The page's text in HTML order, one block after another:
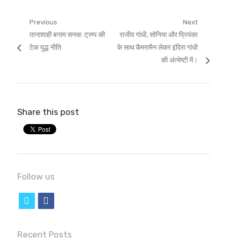
Post
navigation
Previous
Previous
post:
तानाशाही बनाम सनक: ट्रम्प की
टेक युद्ध नीति
Next
Next
post:
राजीव गांधी, सोनिया और प्रियंका
के साथ कैमरामैन लेकर इंदिरा गांधी
की अंत्येष्टी में।
Share this post
Follow us
i
c
Recent Posts